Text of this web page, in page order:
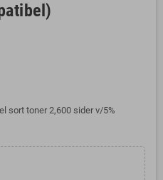
sort toner 2,600 sider v/5%